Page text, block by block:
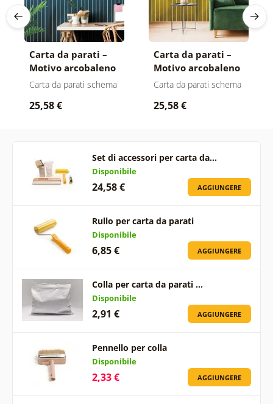
Carta da parati –
Motivo arcobaleno
blu Mid-Century
Carta da parati schema
25,58 €
Carta da parati –
Motivo arcobaleno
senape Mid-Century
Carta da parati schema
25,58 €
Set di accessori per carta da…
Disponibile
24,58 € AGGIUNGERE
Rullo per carta da parati
Disponibile
6,85 € AGGIUNGERE
Colla per carta da parati …
Disponibile
2,91 € AGGIUNGERE
Pennello per colla
Disponibile
2,33 € AGGIUNGERE